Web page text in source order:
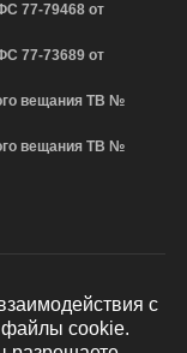
77-79468 от
77-73689 от
вещания ТВ №
вещания ТВ №
ОТПРАВИТЬ
с
файлы cookie.